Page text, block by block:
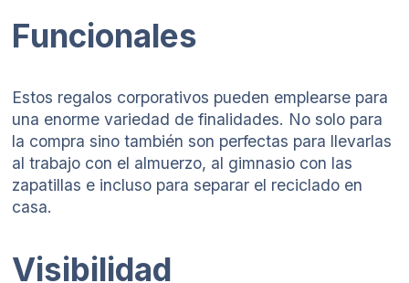
Funcionales
Estos regalos corporativos pueden emplearse para
una enorme variedad de finalidades. No solo para
la compra sino también son perfectas para llevarlas
al trabajo con el almuerzo, al gimnasio con las
zapatillas e incluso para separar el reciclado en
casa.
Visibilidad